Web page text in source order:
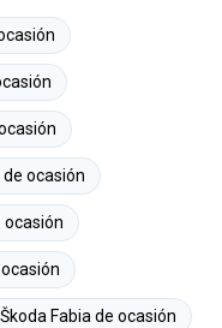
ocasión
ocasión
Škoda Fabia de ocasión